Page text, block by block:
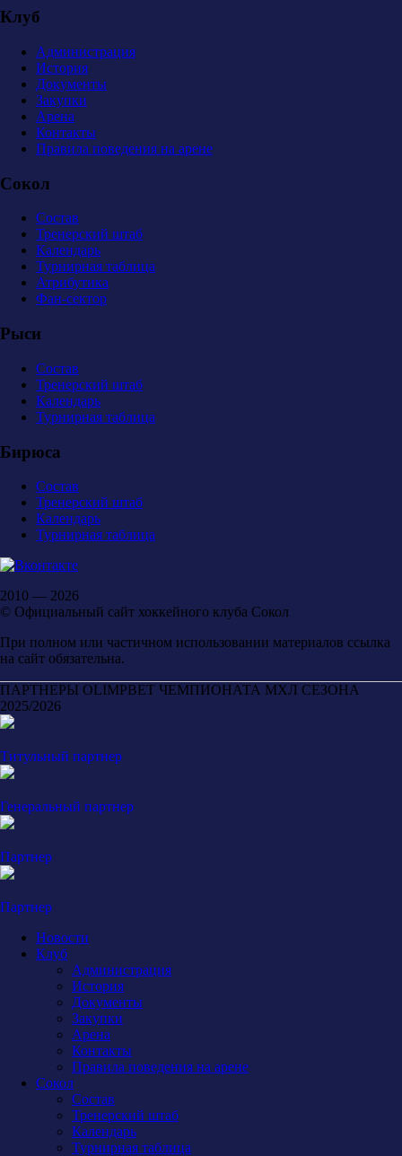
Клуб
Администрация
История
Документы
Закупки
Арена
Контакты
Правила поведения на арене
Сокол
Состав
Тренерский штаб
Календарь
Турнирная таблица
Атрибутика
Фан-сектор
Рыси
Состав
Тренерский штаб
Календарь
Турнирная таблица
Бирюса
Состав
Тренерский штаб
Календарь
Турнирная таблица
2010 — 2026
© Официальный сайт хоккейного клуба Сокол
При полном или частичном использовании материалов ссылка
на сайт обязательна.
ПАРТНЕРЫ OLIMPBET ЧЕМПИОНАТА МХЛ СЕЗОНА
2025/2026
Титульный партнер
Генеральный партнер
Партнер
Партнер
Новости
Клуб
Администрация
История
Документы
Закупки
Арена
Контакты
Правила поведения на арене
Сокол
Состав
Тренерский штаб
Календарь
Турнирная таблица